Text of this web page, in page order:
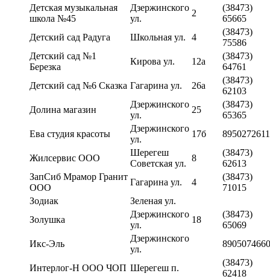
Детская музыкальная
школа №45
Дзержинского
ул.
2
(38473)
65665
Детский сад Радуга
Школьная ул. 4
(38473)
75586
Детский сад №1
Березка
Кирова ул. 12а
(38473)
64761
Детский сад №6 Сказка Гагарина ул. 26а
(38473)
62103
Долина магазин
Дзержинского
ул.
25
(38473)
65365
Ева студия красоты
Дзержинского
ул.
17б
Жилсервис ООО
Шерегеш
Советская ул.
8
(38473)
62613
ЗапСиб Мрамор Гранит
ООО
Гагарина ул. 4
(38473)
71015
Зодиак
Зеленая ул.
Золушка
Дзержинского
ул.
18
(38473)
65069
Икс-Эль
Дзержинского
ул.
Интерлог-Н ООО ЧОП Шерегеш п.
(38473)
62418